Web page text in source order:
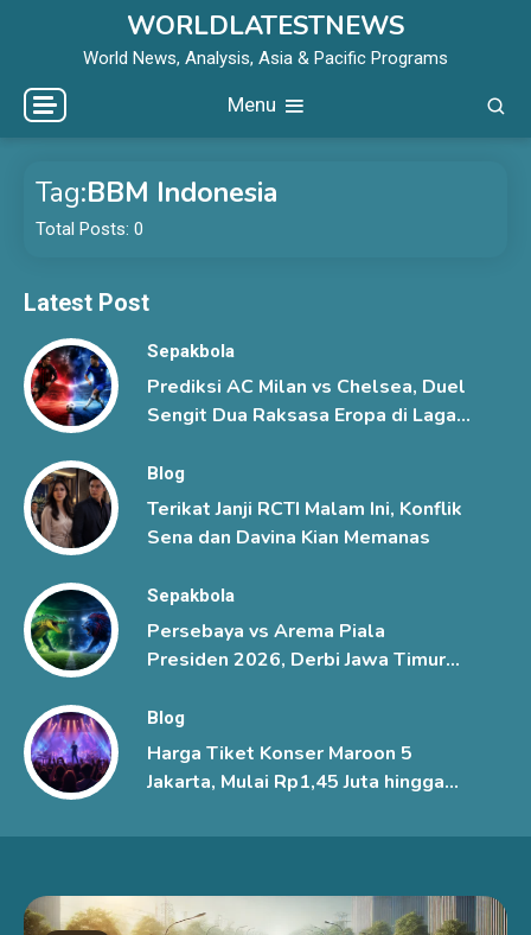
WORLDLATESTNEWS
World News, Analysis, Asia & Pacific Programs
Menu
Tag:BBM Indonesia
Total Posts: 0
Latest Post
Sepakbola
Prediksi AC Milan vs Chelsea, Duel
Sengit Dua Raksasa Eropa di Laga
Blog
Terikat Janji RCTI Malam Ini, Konflik
Sena dan Davina Kian Memanas
Sepakbola
Persebaya vs Arema Piala
Presiden 2026, Derbi Jawa Timur
Blog
Harga Tiket Konser Maroon 5
Jakarta, Mulai Rp1,45 Juta hingga